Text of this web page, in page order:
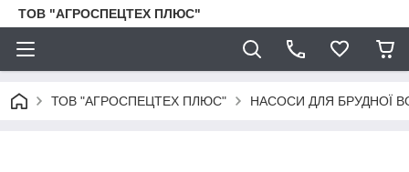
ТОВ "АГРОСПЕЦТЕХ ПЛЮС"
ТОВ "АГРОСПЕЦТЕХ ПЛЮС" НАСОСИ ДЛЯ БРУДНОЇ